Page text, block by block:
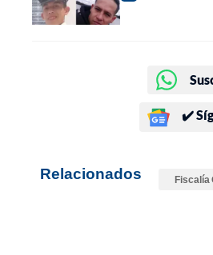
✔️
Relacionados Fiscalía